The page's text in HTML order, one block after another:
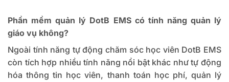
Phần mềm quản lý DotB EMS có tính năng quản lý
giáo vụ không?
Ngoài tính năng tự động chăm sóc học viên DotB EMS
còn tích hợp nhiều tính năng nổi bật khác như tự động
hóa thông tin học viên, thanh toán học phí, quản lý